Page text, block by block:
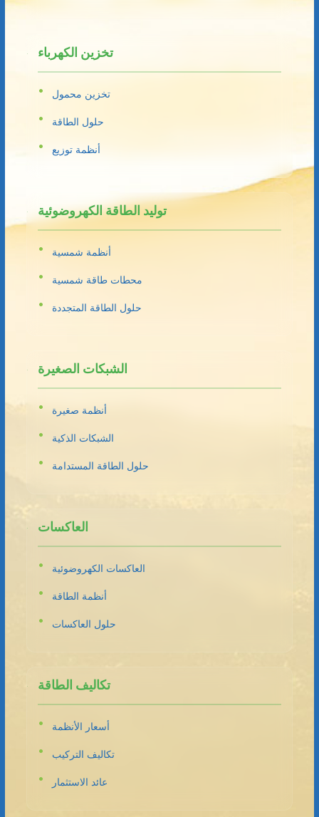
تخزين الكهرباء
تخزين محمول
حلول الطاقة
أنظمة توزيع
توليد الطاقة الكهروضوئية
أنظمة شمسية
محطات طاقة شمسية
حلول الطاقة المتجددة
الشبكات الصغيرة
أنظمة صغيرة
الشبكات الذكية
حلول الطاقة المستدامة
العاكسات
العاكسات الكهروضوئية
أنظمة الطاقة
حلول العاكسات
تكاليف الطاقة
أسعار الأنظمة
تكاليف التركيب
عائد الاستثمار